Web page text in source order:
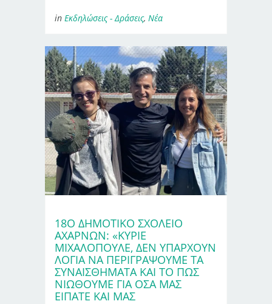
in Εκδηλώσεις - Δράσεις, Νέα
18Ο ΔΗΜΟΤΙΚΌ ΣΧΟΛΕΊΟ
ΑΧΑΡΝΏΝ: «ΚΎΡΙΕ
ΜΙΧΑΛΌΠΟΥΛΕ, ΔΕΝ ΥΠΆΡΧΟΥΝ
ΛΌΓΙΑ ΝΑ ΠΕΡΙΓΡΆΨΟΥΜΕ ΤΑ
ΣΥΝΑΙΣΘΉΜΑΤΑ ΚΑΙ ΤΟ ΠΩΣ
ΝΙΏΘΟΥΜΕ ΓΙΑ ΌΣΑ ΜΑΣ
ΕΊΠΑΤΕ ΚΑΙ ΜΑΣ